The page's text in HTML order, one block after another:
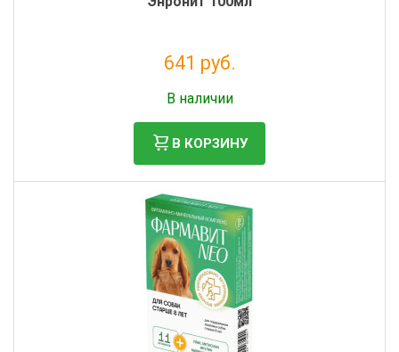
641 руб.
В наличии
В КОРЗИНУ